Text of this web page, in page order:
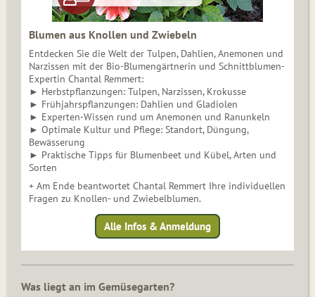
Blumen aus Knollen und Zwiebeln
Entdecken Sie die Welt der Tulpen, Dahlien, Anemonen und
Narzissen mit der Bio-Blumengärtnerin und Schnittblumen-
Expertin Chantal Remmert:
► Herbstpflanzungen: Tulpen, Narzissen, Krokusse
► Frühjahrspflanzungen: Dahlien und Gladiolen
► Experten-Wissen rund um Anemonen und Ranunkeln
► Optimale Kultur und Pflege: Standort, Düngung,
Bewässerung
► Praktische Tipps für Blumenbeet und Kübel, Arten und
Sorten
+ Am Ende beantwortet Chantal Remmert Ihre individuellen
Fragen zu Knollen- und Zwiebelblumen.
Alle Infos & Anmeldung
Was liegt an im Gemüsegarten?